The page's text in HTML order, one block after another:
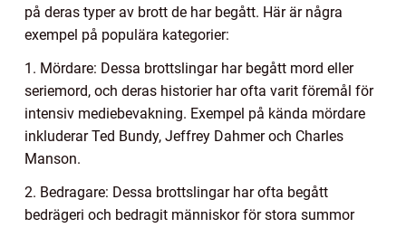
på deras typer av brott de har begått. Här är några
exempel på populära kategorier:
1. Mördare: Dessa brottslingar har begått mord eller
seriemord, och deras historier har ofta varit föremål för
intensiv mediebevakning. Exempel på kända mördare
inkluderar Ted Bundy, Jeffrey Dahmer och Charles
Manson.
2. Bedragare: Dessa brottslingar har ofta begått
bedrägeri och bedragit människor för stora summor